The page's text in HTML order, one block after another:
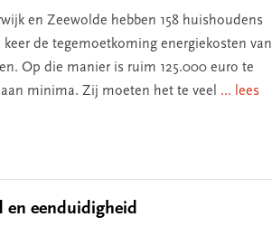
en Zeewolde hebben 158 huishoudens
de tegemoetkoming energiekosten van
Op die manier is ruim 125.000 euro te
minima. Zij moeten het te veel ... lees
en eenduidigheid